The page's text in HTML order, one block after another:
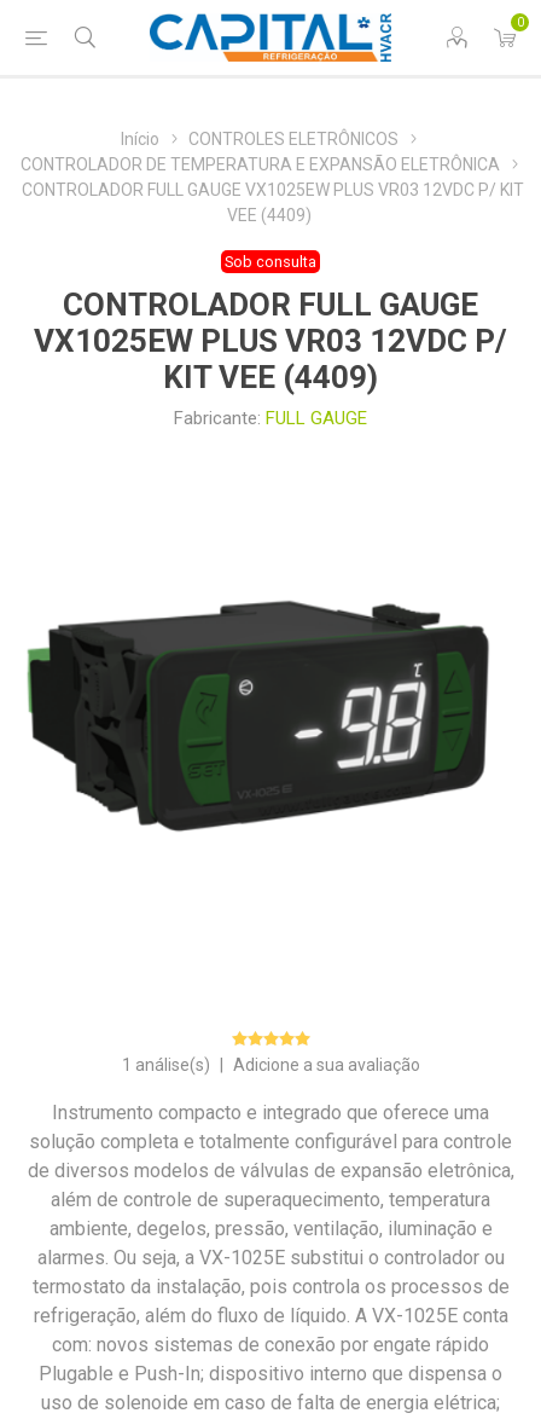
0
Início
CONTROLES ELETRÔNICOS
CONTROLADOR DE TEMPERATURA E EXPANSÃO ELETRÔNICA
CONTROLADOR FULL GAUGE VX1025EW PLUS VR03 12VDC P/ KIT
VEE (4409)
Sob consulta
CONTROLADOR FULL GAUGE
VX1025EW PLUS VR03 12VDC P/
KIT VEE (4409)
Fabricante: FULL GAUGE
1 análise(s) Adicione a sua avaliação
Instrumento compacto e integrado que oferece uma
solução completa e totalmente configurável para controle
de diversos modelos de válvulas de expansão eletrônica,
além de controle de superaquecimento, temperatura
ambiente, degelos, pressão, ventilação, iluminação e
alarmes. Ou seja, a VX-1025E substitui o controlador ou
termostato da instalação, pois controla os processos de
refrigeração, além do fluxo de líquido. A VX-1025E conta
com: novos sistemas de conexão por engate rápido
Plugable e Push-In; dispositivo interno que dispensa o
uso de solenoide em caso de falta de energia elétrica;